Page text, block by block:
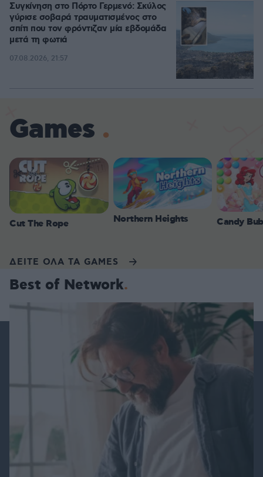
Συγκίνηση στο Πόρτο Γερμενό: Σκύλος
γύρισε σοβαρά τραυματισμένος στο
σπίτι που τον φρόντιζαν μία εβδομάδα
μετά τη φωτιά
07.08.2026, 21:57
Games
Cut The Rope Northern Heights Candy
ΔΕΙΤΕ ΟΛΑ ΤΑ GAMES
Best of Network